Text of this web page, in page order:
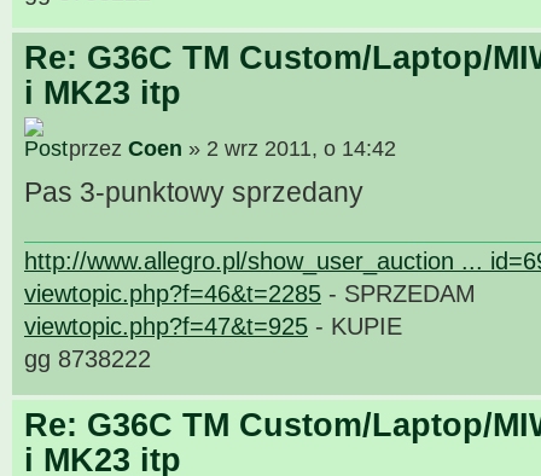
Re: G36C TM Custom/Laptop/
i MK23 itp
przez Coen » 2 wrz 2011, o 14:42
Pas 3-punktowy sprzedany
http://www.allegro.pl/show_user_auction ...
viewtopic.php?f=46&t=2285 - SPRZEDAM
viewtopic.php?f=47&t=925 - KUPIE
gg 8738222
Re: G36C TM Custom/Laptop/
i MK23 itp